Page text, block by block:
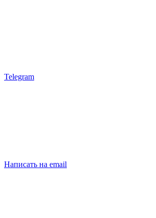
Telegram
Написать на email